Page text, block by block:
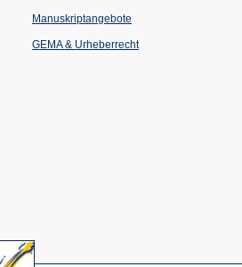
einem
Tab)
Manuskriptangebote
GEMA & Urheberrecht
(Öffnet
in